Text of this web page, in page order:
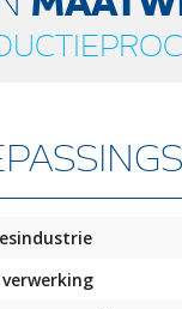
verwerking